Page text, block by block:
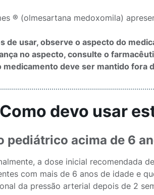
® (olmesartana medoxomila)
de usar, observe o aspecto do
no aspecto, consulte o
medicamento deve ser mantido fora
devo usar
pediátrico acima de 6
a dose inicial recomendada
com mais de 6 anos de idade e
da pressão arterial depois de 2